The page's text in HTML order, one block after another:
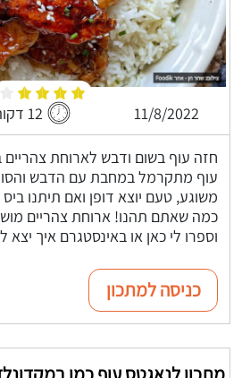
11/8/2022 12 דקות
חזה עוף בשום ודבש לארוחת
עוף מתקרמל במחבת עם הדבש
משוגע, טעם יוצא דופן ואם תיתנו ביס
כמה שאתם תהנו! ארוחת צהריים
וספרו לי כאן או באינסטגרם איך יצא
כניסה למתכון